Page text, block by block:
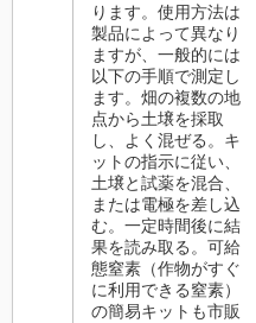
ります。使用方法は
製品によって異なり
ますが、一般的には
以下の手順で測定し
ます。畑の複数の地
点から土壌を採取
し、よく混ぜる。キ
ットの指示に従い、
土壌と試薬を混合、
または電極を差し込
む。一定時間後に結
果を読み取る。可給
態窒素（作物がすぐ
に利用できる窒素）
の簡易キットも市販